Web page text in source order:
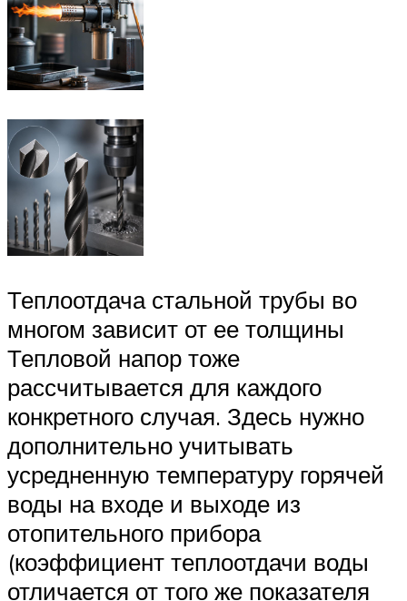
Теплоотдача стальной трубы во
многом зависит от ее толщины
Тепловой напор тоже
рассчитывается для каждого
конкретного случая. Здесь нужно
дополнительно учитывать
усредненную температуру горячей
воды на входе и выходе из
отопительного прибора
(коэффициент теплоотдачи воды
отличается от того же показателя